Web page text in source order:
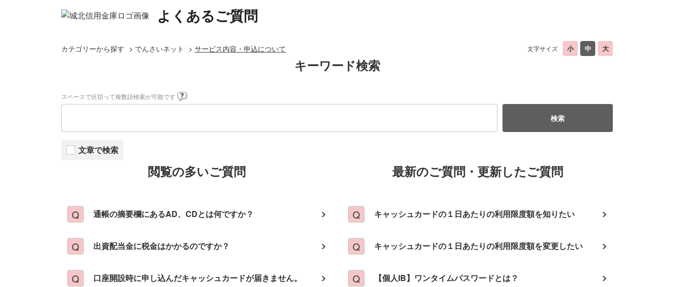
よくあるご質問
文字サイズ
カテゴリーから探す > でんさいネット > サービス内容・申込について
キーワード検索
スペースで区切って複数語検索が可能です
文章で検索
閲覧の多いご質問
通帳の摘要欄にあるAD、CDとは何ですか？
出資配当金に税金はかかるのですか？
口座開設時に申し込んだキャッシュカードが届きません。
最新のご質問・更新したご質問
キャッシュカードの１日あたりの利用限度額を知りたい
キャッシュカードの１日あたりの利用限度額を変更したい
【個人IB】ワンタイムパスワードとは？